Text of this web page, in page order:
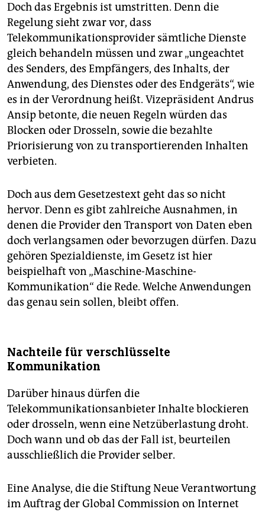
Doch das Ergebnis ist umstritten. Denn die
Regelung sieht zwar vor, dass
Telekommunikationsprovider sämtliche Dienste
gleich behandeln müssen und zwar „ungeachtet
des Senders, des Empfängers, des Inhalts, der
Anwendung, des Dienstes oder des Endgeräts“, wie
es in der Verordnung heißt. Vizepräsident Andrus
Ansip betonte, die neuen Regeln würden das
Blocken oder Drosseln, sowie die bezahlte
Priorisierung von zu transportierenden Inhalten
verbieten.
Doch aus dem Gesetzestext geht das so nicht
hervor. Denn es gibt zahlreiche Ausnahmen, in
denen die Provider den Transport von Daten eben
doch verlangsamen oder bevorzugen dürfen. Dazu
gehören Spezialdienste, im Gesetz ist hier
beispielhaft von „Maschine-Maschine-
Kommunikation“ die Rede. Welche Anwendungen
das genau sein sollen, bleibt offen.
Nachteile für verschlüsselte
Kommunikation
Darüber hinaus dürfen die
Telekommunikationsanbieter Inhalte blockieren
oder drosseln, wenn eine Netzüberlastung droht.
Doch wann und ob das der Fall ist, beurteilen
ausschließlich die Provider selber.
Eine Analyse, die die Stiftung Neue Verantwortung
im Auftrag der Global Commission on Internet